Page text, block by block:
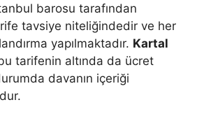
barosu tarafından
tavsiye niteliğindedir ve her
yapılmaktadır. Kartal
tarifenin altında da ücret
davanın içeriği